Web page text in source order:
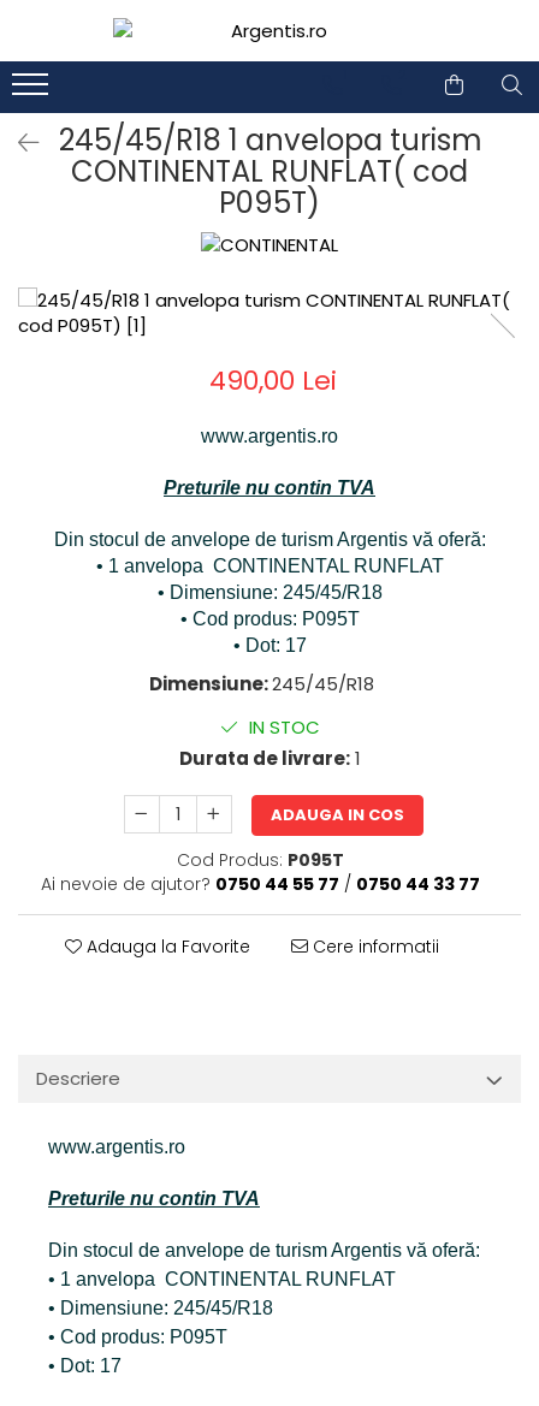
245/45/R18 1 anvelopa turism
CONTINENTAL RUNFLAT( cod
P095T)
490,00 Lei
www.argentis.ro
Preturile nu contin TVA
Din stocul de anvelope de turism Argentis vă oferă:
• 1 anvelopa CONTINENTAL RUNFLAT
• Dimensiune: 245/45/R18
• Cod produs: P095T
• Dot: 17
Dimensiune:245/45/R18
IN STOC
Durata de livrare:1
ADAUGA IN COS
Cod Produs: P095T
Ai nevoie de ajutor? 0750 44 55 77 / 0750 44 33 77
Adauga la Favorite Cere informatii
Descriere
www.argentis.ro
Preturile nu contin TVA
Din stocul de anvelope de turism Argentis vă oferă:
• 1 anvelopa CONTINENTAL RUNFLAT
• Dimensiune: 245/45/R18
• Cod produs: P095T
• Dot: 17